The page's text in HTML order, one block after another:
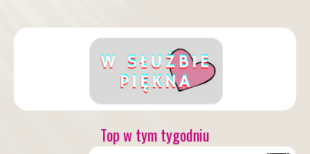
Top w tym tygodniu